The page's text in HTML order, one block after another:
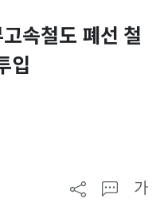
속철도 폐선 철
입
가